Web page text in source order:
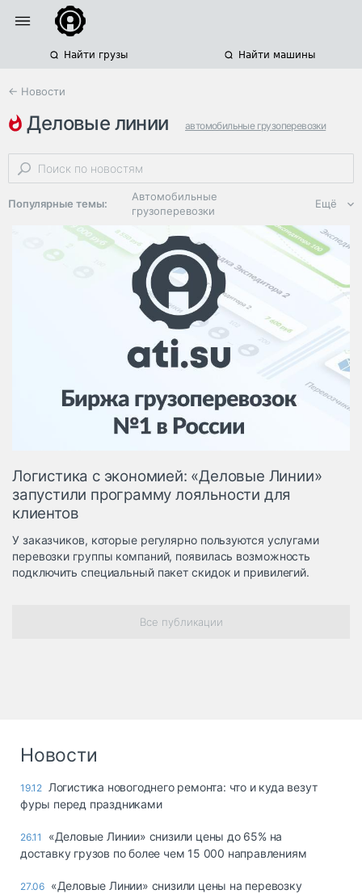
Найти грузы Найти машины
← Новости
деловые линии автомобильные грузоперевозки
объем грузоперевозок маркетплейсы
Популярные темы:
Автомобильные
грузоперевозки
Региональная
логистика
ЭДО, ИТ в
логистике
Дороги,
инфраструктура
Логистика, грузы
Негабаритные и
опасные грузы
Безопасность и
Таможня и ВЭД
терминалы
Коммерческий
транспорт
Ещё
Логистика с экономией: «Деловые Линии»
запустили программу лояльности для
клиентов
У заказчиков, которые регулярно пользуются услугами
перевозки группы компаний, появилась возможность
подключить специальный пакет скидок и привилегий.
Все публикации
Новости
19.12 Логистика новогоднего ремонта: что и куда везут
фуры перед праздниками
26.11
«Деловые Линии» снизили цены до 65% на
доставку грузов по более чем 15 000 направлениям
27.06 «Деловые Линии» снизили цены на перевозку